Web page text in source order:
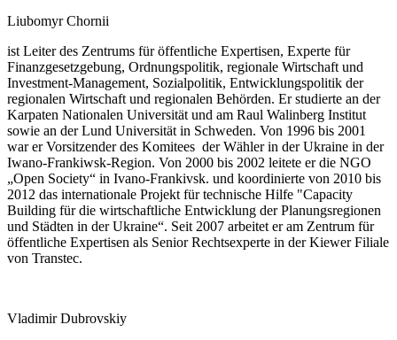
Liubomyr Chornii
ist Leiter des Zentrums für öffentliche Expertisen, Experte für
Finanzgesetzgebung, Ordnungspolitik, regionale Wirtschaft und
Investment-Management, Sozialpolitik, Entwicklungspolitik der
regionalen Wirtschaft und regionalen Behörden. Er studierte an der
Karpaten Nationalen Universität und am Raul Walinberg Institut
sowie an der Lund Universität in Schweden. Von 1996 bis 2001
war er Vorsitzender des Komitees der Wähler in der Ukraine in der
Iwano-Frankiwsk-Region. Von 2000 bis 2002 leitete er die NGO
„Open Society“ in Ivano-Frankivsk. und koordinierte von 2010 bis
2012 das internationale Projekt für technische Hilfe "Capacity
Building für die wirtschaftliche Entwicklung der Planungsregionen
und Städten in der Ukraine“. Seit 2007 arbeitet er am Zentrum für
öffentliche Expertisen als Senior Rechtsexperte in der Kiewer Filiale
von Transtec.
Vladimir Dubrovskiy